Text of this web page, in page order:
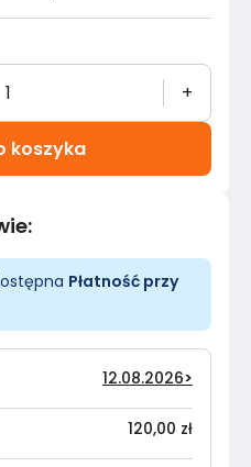
+
koszyka
:
Płatność przy
12.08.2026>
120,00 zł